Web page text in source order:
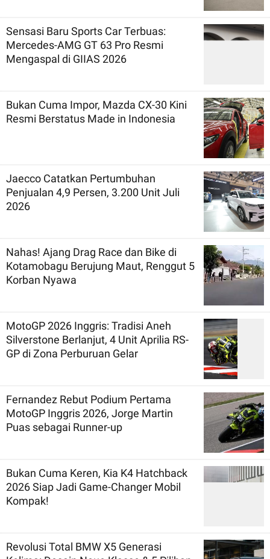
Sensasi Baru Sports Car Terbuas:
Mercedes-AMG GT 63 Pro Resmi
Mengaspal di GIIAS 2026
Bukan Cuma Impor, Mazda CX-30 Kini
Resmi Berstatus Made in Indonesia
Jaecco Catatkan Pertumbuhan
Penjualan 4,9 Persen, 3.200 Unit Juli
2026
Nahas! Ajang Drag Race dan Bike di
Kotamobagu Berujung Maut, Renggut 5
Korban Nyawa
MotoGP 2026 Inggris: Tradisi Aneh
Silverstone Berlanjut, 4 Unit Aprilia RS-
GP di Zona Perburuan Gelar
Fernandez Rebut Podium Pertama
MotoGP Inggris 2026, Jorge Martin
Puas sebagai Runner-up
Bukan Cuma Keren, Kia K4 Hatchback
2026 Siap Jadi Game-Changer Mobil
Kompak!
Revolusi Total BMW X5 Generasi